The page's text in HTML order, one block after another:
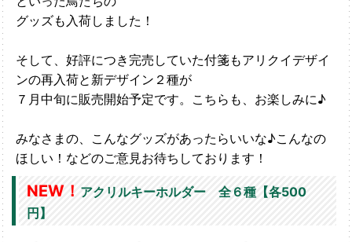
グッズも入荷しました！
そして、好評につき完売していた付箋もアリクイデザイ
ンの再入荷と新デザイン２種が
７月中旬に販売開始予定です。こちらも、お楽しみに♪
みなさまの、こんなグッズがあったらいいな♪こんなの
ほしい！などのご意見お待ちしております！
NEW！ アクリルキーホルダー 全６種【各500
円】